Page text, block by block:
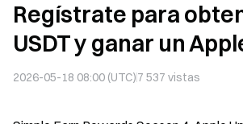
Regístrate para
USDT y ganar un
2026-05-18 08:00 (UTC)7 537 vistas